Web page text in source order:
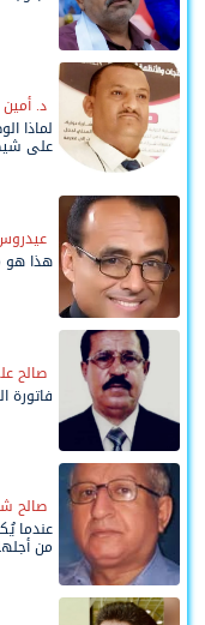
د. أمين
لماذا
على
هذا هو
صالح
فاتورة
صالح
عندما
من